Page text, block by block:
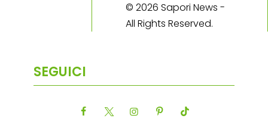
© 2026 Sapori News -
All Rights Reserved.
SEGUICI